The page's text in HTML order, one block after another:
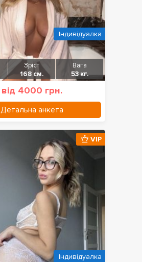
Зріст
168 см.
Вага
53 кг.
від 4000 грн.
Детальна анкета
Індивідуалка
VIP
Індивідуалка